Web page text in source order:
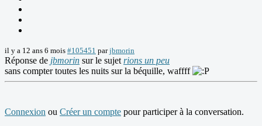
il y a 12 ans 6 mois #105451 parjbmorin
Réponse de jbmorin sur le sujet rions un peu
sans compter toutes les nuits sur la béquille, waffff
Connexion ou Créer un compte pour participer à la conversation.